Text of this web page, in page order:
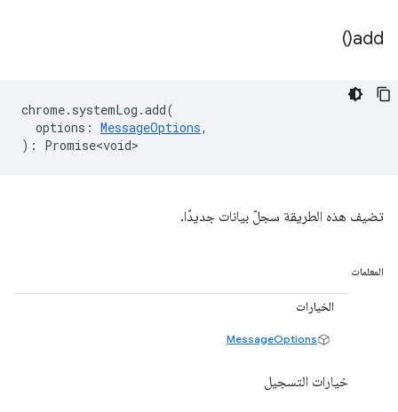
add(
)
chrome. systemLog .add(
options : MessageOptions,
) : Promise<void>
تضيف هذه الطريقة سجلّ بيانات جديدًا.
المعلمات
الخيارات
MessageOptions
خيارات التسجيل